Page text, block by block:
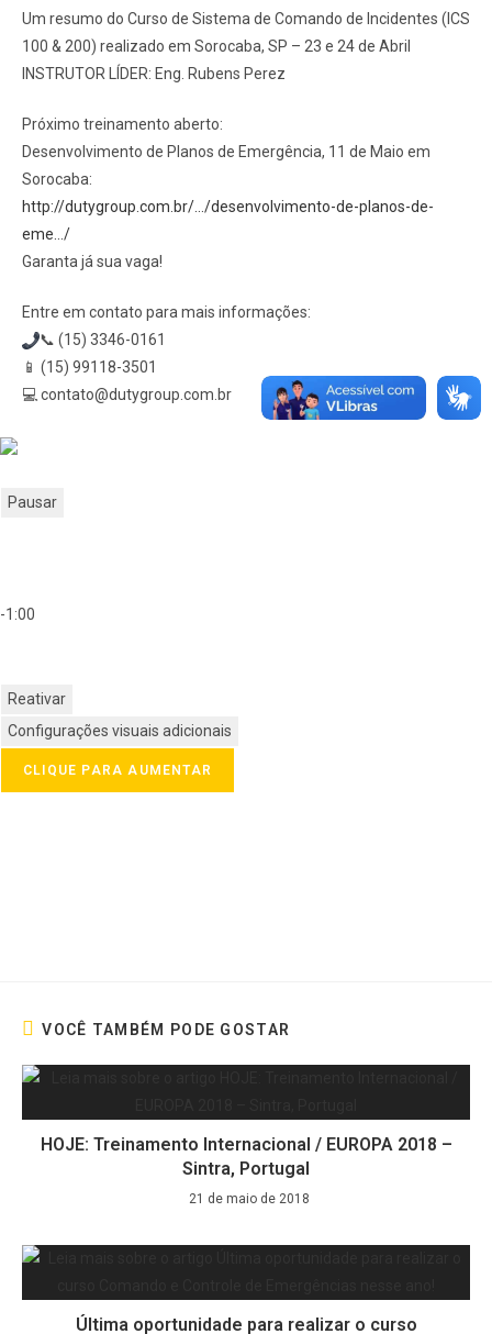
Um resumo do Curso de Sistema de Comando de Incidentes (ICS
100 & 200) realizado em Sorocaba, SP – 23 e 24 de Abril
INSTRUTOR LÍDER: Eng. Rubens Perez
Próximo treinamento aberto:
Desenvolvimento de Planos de Emergência, 11 de Maio em
Sorocaba:
http://dutygroup.com.br/…/desenvolvimento-de-planos-de-
eme…/
Garanta já sua vaga!
Entre em contato para mais informações:
📞 (15) 3346-0161
📱 (15) 99118-3501
💻 contato@dutygroup.com.br
Pausar
-1:00
Reativar
Configurações visuais adicionais
CLIQUE PARA AUMENTAR
VOCÊ TAMBÉM PODE GOSTAR
HOJE: Treinamento Internacional / EUROPA 2018 –
Sintra, Portugal
21 de maio de 2018
Última oportunidade para realizar o curso